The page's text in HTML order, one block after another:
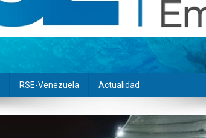
RSE-Venezuela Actualidad